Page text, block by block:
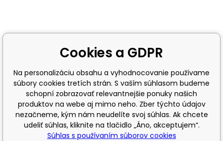
Cookies a GDPR
Na personalizáciu obsahu a vyhodnocovanie používame
súbory cookies tretích strán. S vaším súhlasom budeme
schopní zobrazovať relevantnejšie ponuky našich
produktov na webe aj mimo neho. Zber týchto údajov
nezačneme, kým nám neudelíte svoj súhlas. Ak chcete
udeliť súhlas, kliknite na tlačidlo „Áno, akceptujem“.
Súhlas s používaním súborov cookies